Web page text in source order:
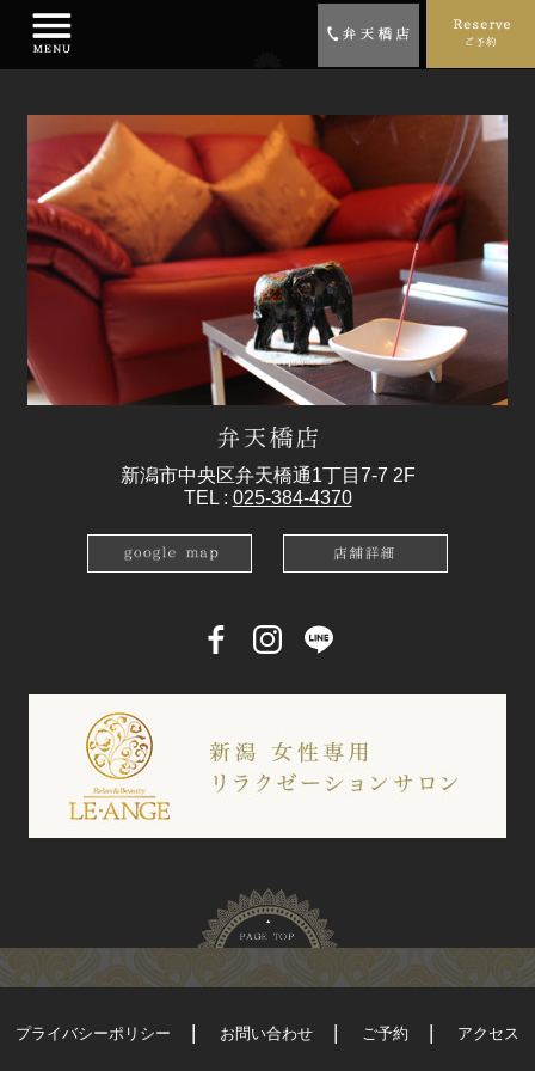
新潟市中央区弁天橋通1丁目7-7 2F
TEL : 025-384-4370
プライバシーポリシー お問い合わせ ご予約 アクセス